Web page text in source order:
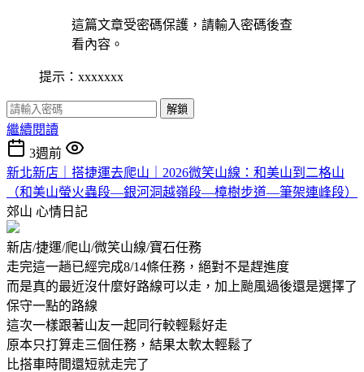
這篇文章受密碼保護，請輸入密碼後查
看內容。
提示：xxxxxxx
解鎖
繼續閱讀
3週前
新北新店｜搭捷運去爬山｜2026微笑山線：和美山到二格山
（和美山螢火蟲段—銀河洞越嶺段—樟樹步道—筆架連峰段）
郊山 心情日記
新店/捷運/爬山/微笑山線/寶石任務
走完這一趟已經完成8/14條任務，絕對不是趕進度
而是真的最近沒什麼好路線可以走，加上颱風過後還是選擇了
保守一點的路線
這次一樣跟著山友一起同行較輕鬆好走
原本只打算走三個任務，結果太軟太輕鬆了
比搭車時間還短就走完了